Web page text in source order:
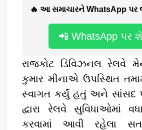
🔥 આ સમાચારને WhatsApp પર
📲 WhatsApp પર
​રાજકોટ ડિવિઝનલ રેલવે
કુમાર મીનાએ ઉપસ્થિત
સ્વાગત કર્યું હતું અને સાંસદ
દ્વારા રેલવે સુવિધાઓમાં
કરવામાં આવી રહેલા